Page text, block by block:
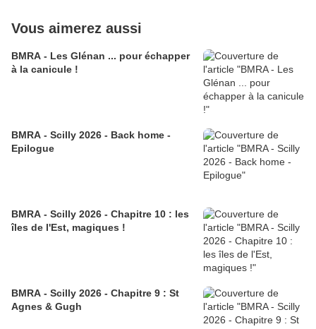
Vous aimerez aussi
BMRA - Les Glénan ... pour échapper
à la canicule !
BMRA - Scilly 2026 - Back home -
Epilogue
BMRA - Scilly 2026 - Chapitre 10 : les
îles de l'Est, magiques !
BMRA - Scilly 2026 - Chapitre 9 : St
Agnes & Gugh